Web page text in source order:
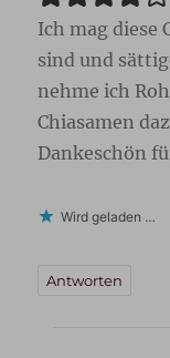
Ich mag diese
sind und
nehme ich
Chiasamen
Dankeschön
Wird geladen …
Antworten